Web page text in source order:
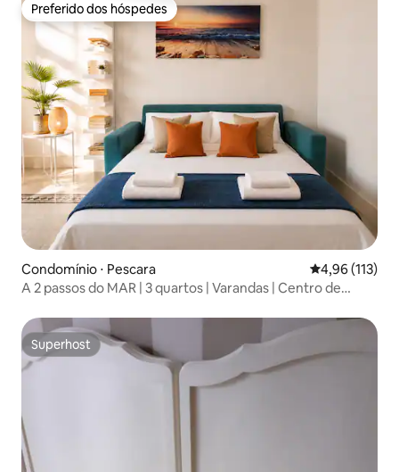
Preferido dos hóspedes
Preferido dos hóspedes
Condomínio ⋅ Pescara 4,96 de uma
4,96 (113)
A 2 passos do MAR | 3 quartos | Varandas | Centro de
Superhost
Superhost